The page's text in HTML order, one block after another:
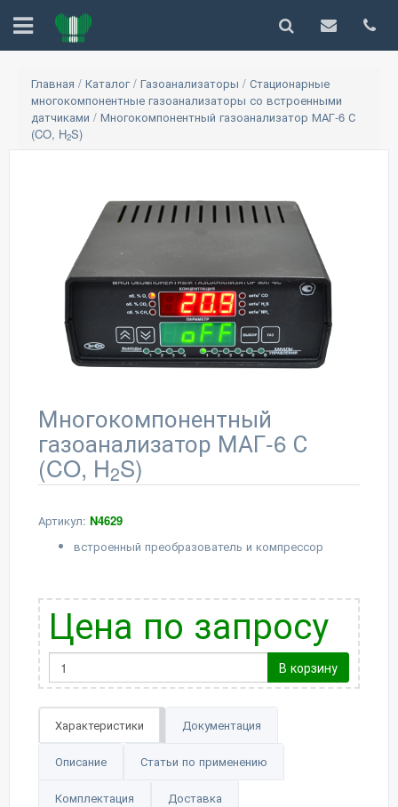
Главная / Каталог/ Газоанализаторы / Стационарные
многокомпонентные газоанализаторы со встроенными
датчиками / Многокомпонентный газоанализатор МАГ-6 С
(CO, H2S)
Многокомпонентный
газоанализатор МАГ-6 С
(CO, H2S)
Артикул: N4629
встроенный преобразователь и компрессор
Цена по запросу
В корзину
Характеристики Документация
Описание Статьи по применению
Комплектация Доставка